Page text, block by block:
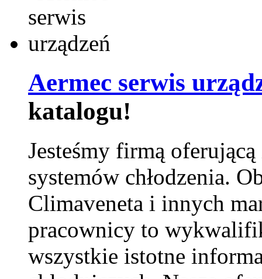
Aermec serwis
katalogu!
Jesteśmy firmą
systemów chłodzenia.
Climaveneta i innych
pracownicy to
wszystkie istotne